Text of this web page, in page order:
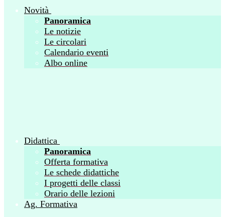
Novità
Panoramica
Le notizie
Le circolari
Calendario eventi
Albo online
Didattica
Panoramica
Offerta formativa
Le schede didattiche
I progetti delle classi
Orario delle lezioni
Ag. Formativa